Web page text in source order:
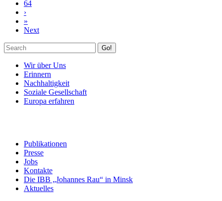
64
›
»
Next
Go!
Wir über Uns
Erinnern
Nachhaltigkeit
Soziale Gesellschaft
Europa erfahren
Publikationen
Presse
Jobs
Kontakte
Die IBB „Johannes Rau“ in Minsk
Aktuelles